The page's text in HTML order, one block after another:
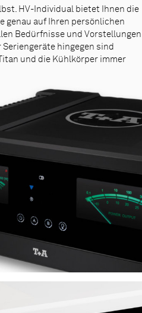
HV-Individual bietet Ihnen die
genau auf Ihren persönlichen
Bedürfnisse und Vorstellungen
Seriengeräte hingegen sind
und die Kühlkörper immer